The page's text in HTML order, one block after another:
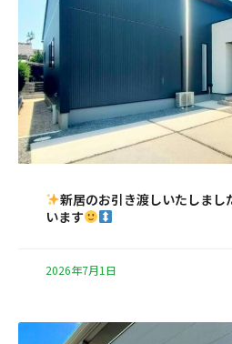
新居のお引き渡しいたしま
います
2026年7月1日